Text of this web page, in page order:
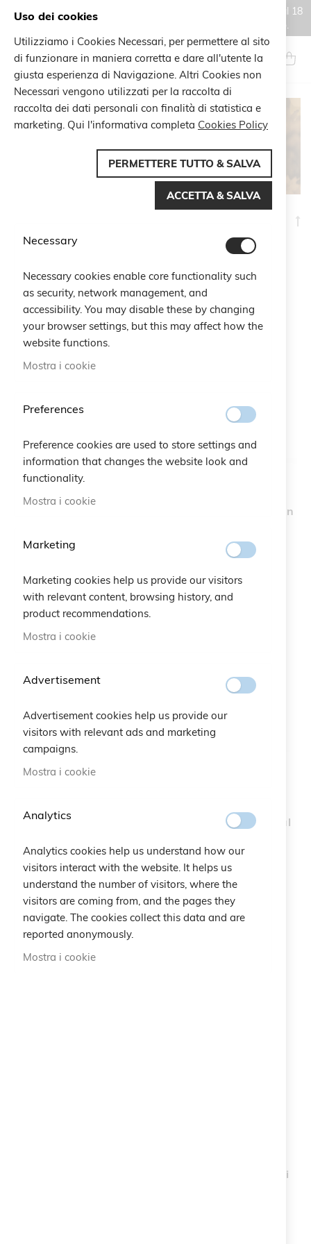
Gli ordini effettuati durante il periodo di chiusura estiva, dal 6 al 18
agosto, saranno processati e spediti a partire dal 19 agosto.
Salta
al
contenuto
Search
CHRISTMAS
30,00 €
Collana Flower Garden
30,00 €
Braccialetto
30,00 €
Braccialetto Beautiful
30,00 €
Braccialetto Fiocco di
Uso dei cookies
Utilizziamo i Cookies Necessari, per permettere al sito
di funzionare in maniera corretta e dare all'utente la
giusta esperienza di Navigazione. Altri Cookies non
Necessari vengono utilizzati per la raccolta di
raccolta dei dati personali con finalità di statistica e
marketing. Qui l'informativa completa Cookies Policy
PERMETTERE TUTTO & SALVA
ACCETTA & SALVA
Necessary
Necessary cookies enable core functionality such
as security, network management, and
accessibility. You may disable these by changing
your browser settings, but this may affect how the
website functions.
Mostra i cookie
Preferences
Preference cookies are used to store settings and
information that changes the website look and
functionality.
Mostra i cookie
Marketing
Marketing cookies help us provide our visitors
with relevant content, browsing history, and
product recommendations.
Mostra i cookie
Advertisement
Advertisement cookies help us provide our
visitors with relevant ads and marketing
campaigns.
Mostra i cookie
Analytics
Analytics cookies help us understand how our
visitors interact with the website. It helps us
understand the number of visitors, where the
visitors are coming from, and the pages they
navigate. The cookies collect this data and are
reported anonymously.
Mostra i cookie